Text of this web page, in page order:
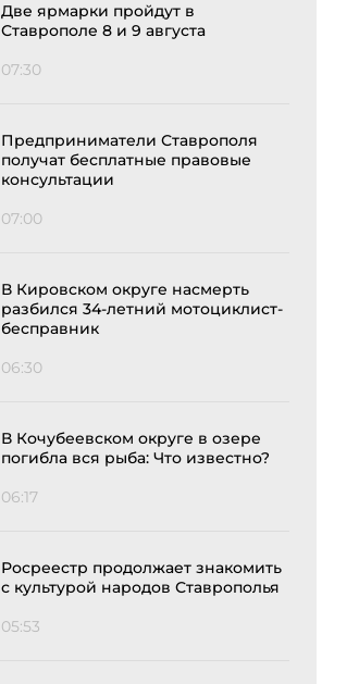
Две ярмарки пройдут в
Ставрополе 8 и 9 августа
07:30
Предприниматели Ставрополя
получат бесплатные правовые
консультации
07:00
В Кировском округе насмерть
разбился 34-летний мотоциклист-
бесправник
06:30
В Кочубеевском округе в озере
погибла вся рыба: Что известно?
06:17
Росреестр продолжает знакомить
с культурой народов Ставрополья
05:53